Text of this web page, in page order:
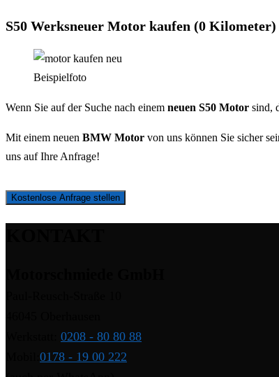
S50 Werksneuer Motor kaufen (0 Kilometer)
Beispielfoto
Wenn Sie auf der Suche nach einem neuen S50 Motor sind,
Mit einem neuen BMW Motor von uns können Sie sicher
uns auf Ihre Anfrage!
Kostenlose Anfrage stellen
0208 - 80 80 88
0178 - 19 00 222